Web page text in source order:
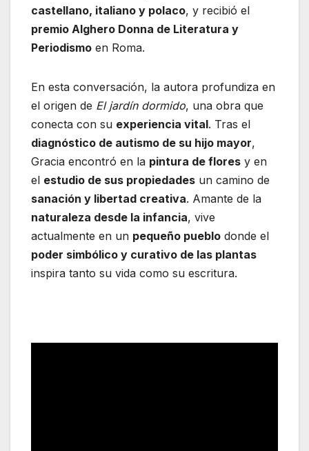
castellano, italiano y polaco, y recibió el
premio Alghero Donna de Literatura y
Periodismo en Roma.
En esta conversación, la autora profundiza en
el origen de El jardín dormido, una obra que
conecta con su experiencia vital. Tras el
diagnóstico de autismo de su hijo mayor,
Gracia encontró en la pintura de flores y en
el estudio de sus propiedades un camino de
sanación y libertad creativa. Amante de la
naturaleza desde la infancia, vive
actualmente en un pequeño pueblo donde el
poder simbólico y curativo de las plantas
inspira tanto su vida como su escritura.